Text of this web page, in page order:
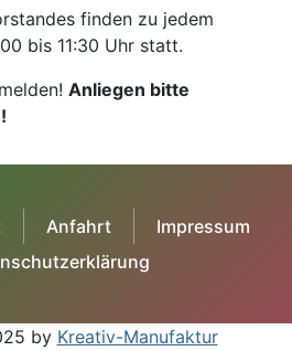
finden zu jedem
bis 11:30 Uhr statt.
Anliegen bitte
Anfahrt
Impressum
by Kreativ-Manufaktur